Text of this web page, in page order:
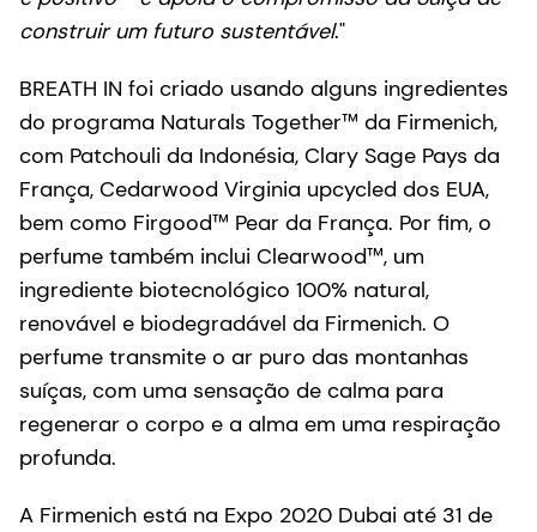
construir um futuro sustentável."
BREATH IN foi criado usando alguns ingredientes
do programa Naturals Together™ da Firmenich,
com Patchouli da Indonésia, Clary Sage Pays da
França, Cedarwood Virginia upcycled dos EUA,
bem como Firgood™ Pear da França. Por fim, o
perfume também inclui Clearwood™, um
ingrediente biotecnológico 100% natural,
renovável e biodegradável da Firmenich. O
perfume transmite o ar puro das montanhas
suíças, com uma sensação de calma para
regenerar o corpo e a alma em uma respiração
profunda.
A Firmenich está na Expo 2020 Dubai até 31 de